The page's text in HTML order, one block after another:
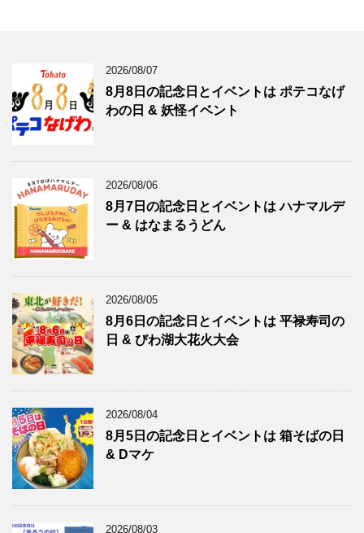
2026/08/07
8月8日の記念日とイベントは ポテコなげ
わの日 & 妖怪イベント
2026/08/06
8月7日の記念日とイベントは ハナマルデ
ー & はなまるうどん
2026/08/05
8月6日の記念日とイベントは 平禄寿司の
日 & びわ湖大花火大会
2026/08/04
8月5日の記念日とイベントは 箱そばの日
& Dマケ
2026/08/03